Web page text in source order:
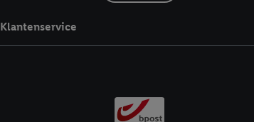
Klantenservice